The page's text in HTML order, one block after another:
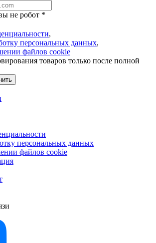
не робот *
,
персональных данных,
файлов cookie
товаров только после полной
персональных данных
файлов cookie